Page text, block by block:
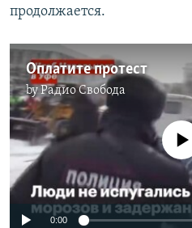
продолжается.
Оплатите протест
byРадио Свобода
No media source
0:00